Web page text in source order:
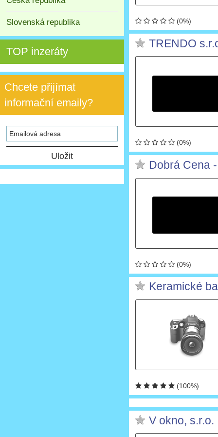
Slovenská republika
TOP inzeráty
Chcete přijímat
informační emaily?
(0%)
TRENDO
(0%)
Dobrá Cena
(0%)
Keramické
(100%)
V okno, s.r.o.